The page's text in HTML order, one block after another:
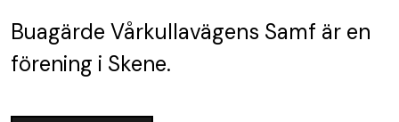
Buagärde Vårkullavägens Samf är en
förening i Skene.